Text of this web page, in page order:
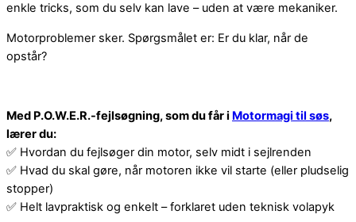
enkle tricks, som du selv kan lave – uden at være mekaniker.
Motorproblemer sker. Spørgsmålet er: Er du klar, når de
opstår?
Med P.O.W.E.R.-fejlsøgning, som du får i Motormagi til søs,
lærer du:
✅ Hvordan du fejlsøger din motor, selv midt i sejlrenden
✅ Hvad du skal gøre, når motoren ikke vil starte (eller pludselig
stopper)
✅ Helt lavpraktisk og enkelt – forklaret uden teknisk volapyk